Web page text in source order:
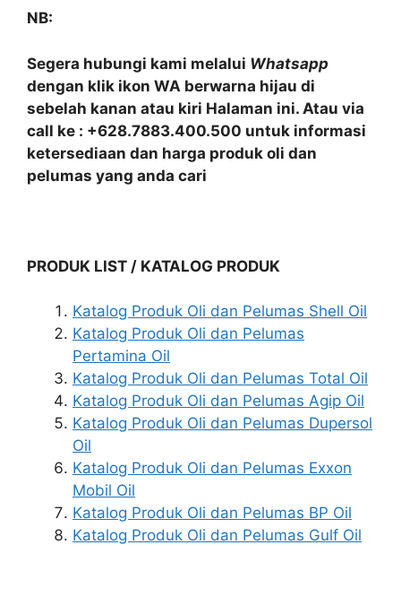
NB:
Segera hubungi kami melalui Whatsapp
dengan klik ikon WA berwarna hijau di
sebelah kanan atau kiri Halaman ini. Atau via
call ke : +628.7883.400.500 untuk informasi
ketersediaan dan harga produk oli dan
pelumas yang anda cari
PRODUK LIST / KATALOG PRODUK
Katalog Produk Oli dan Pelumas Shell Oil
Katalog Produk Oli dan Pelumas
Pertamina Oil
Katalog Produk Oli dan Pelumas Total Oil
Katalog Produk Oli dan Pelumas Agip Oil
Katalog Produk Oli dan Pelumas Dupersol
Oil
Katalog Produk Oli dan Pelumas Exxon
Mobil Oil
Katalog Produk Oli dan Pelumas BP Oil
Katalog Produk Oli dan Pelumas Gulf Oil